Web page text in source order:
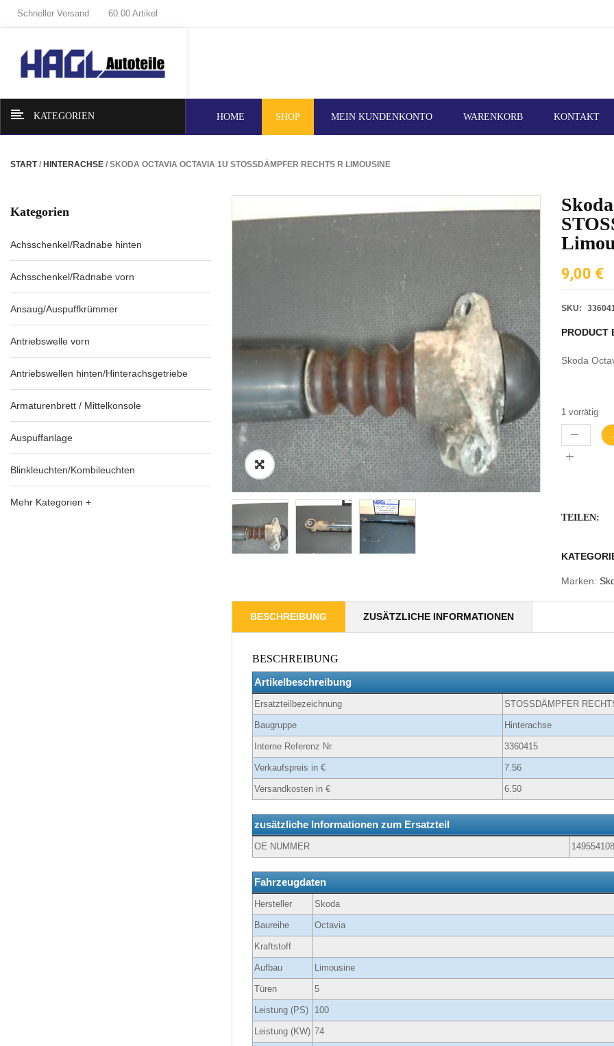
Schneller Versand 60.00 Artikel
KATEGORIEN HOME SHOP MEIN KUNDENKONTO WARENKORB KONTAKT
START/ HINTERACHSE / SKODA OCTAVIA OCTAVIA 1U STOSSDÄMPFER RECHTS R LIMOUSINE
Kategorien
Achsschenkel/Radnabe hinten
Achsschenkel/Radnabe vorn
Ansaug/Auspuffkrümmer
Antriebswelle vorn
Antriebswellen hinten/Hinterachsgetriebe
Armaturenbrett / Mittelkonsole
Auspuffanlage
Blinkleuchten/Kombileuchten
Mehr Kategorien +
9,00 €
SKU:
PRODUCT
Skoda
1 vorrätig
TEILEN:
Marken:
BESCHREIBUNG ZUSÄTZLICHE INFORMATIONEN
BESCHREIBUNG
Artikelbeschreibung
Ersatzteilbezeichnung STOSSDÄMPFER
Baugruppe Hinterachse
Interne Referenz Nr. 3360415
Verkaufspreis in € 7.56
Versandkosten in € 6.50
zusätzliche Informationen zum Ersatzteil
OE NUMMER
Fahrzeugdaten
Hersteller Skoda
Baureihe Octavia
Kraftstoff
Aufbau Limousine
Türen 5
Leistung (PS) 100
Leistung (KW) 74